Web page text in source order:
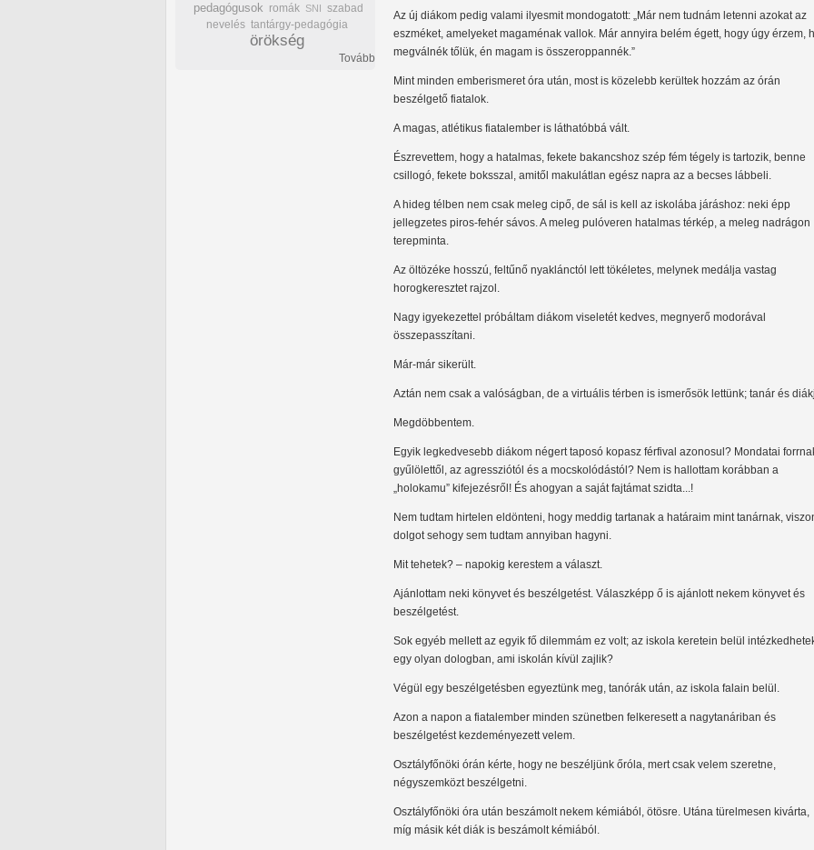
Az új diákom pedig valami ilyesmit mondogatott: „Már nem tudnám letenni azokat az
eszméket, amelyeket magaménak vallok. Már annyira belém égett, hogy úgy érzem,
megválnék tőlük, én magam is összeroppannék.”
Mint minden emberismeret óra után, most is közelebb kerültek hozzám az órán
beszélgető fiatalok.
A magas, atlétikus fiatalember is láthatóbbá vált.
Észrevettem, hogy a hatalmas, fekete bakancshoz szép fém tégely is tartozik, benne
csillogó, fekete boksszal, amitől makulátlan egész napra az a becses lábbeli.
A hideg télben nem csak meleg cipő, de sál is kell az iskolába járáshoz: neki épp
jellegzetes piros-fehér sávos. A meleg pulóveren hatalmas térkép, a meleg nadrágon
terepminta.
Az öltözéke hosszú, feltűnő nyaklánctól lett tökéletes, melynek medálja vastag
horogkeresztet rajzol.
Nagy igyekezettel próbáltam diákom viseletét kedves, megnyerő modorával
összepasszítani.
Már-már sikerült.
Aztán nem csak a valóságban, de a virtuális térben is ismerősök lettünk; tanár és
Megdöbbentem.
Egyik legkedvesebb diákom négert taposó kopasz férfival azonosul? Mondatai
gyűlölettől, az agressziótól és a mocskolódástól? Nem is hallottam korábban a
„holokamu” kifejezésről! És ahogyan a saját fajtámat szidta...!
Nem tudtam hirtelen eldönteni, hogy meddig tartanak a határaim mint tanárnak,
dolgot sehogy sem tudtam annyiban hagyni.
Mit tehetek? – napokig kerestem a választ.
Ajánlottam neki könyvet és beszélgetést. Válaszképp ő is ajánlott nekem könyvet és
beszélgetést.
Sok egyéb mellett az egyik fő dilemmám ez volt; az iskola keretein belül
egy olyan dologban, ami iskolán kívül zajlik?
Végül egy beszélgetésben egyeztünk meg, tanórák után, az iskola falain belül.
Azon a napon a fiatalember minden szünetben felkeresett a nagytanáriban és
beszélgetést kezdeményezett velem.
Osztályfőnöki órán kérte, hogy ne beszéljünk őróla, mert csak velem szeretne,
négyszemközt beszélgetni.
Osztályfőnöki óra után beszámolt nekem kémiából, ötösre. Utána türelmesen kivárta,
míg másik két diák is beszámolt kémiából.
pedagógusok romák SNI szabad
nevelés tantárgy-pedagógia
örökség
Tovább